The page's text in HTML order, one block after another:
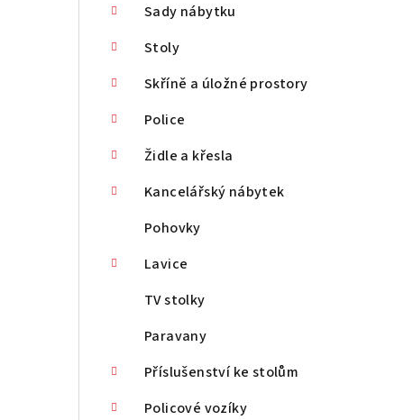
Sady nábytku
Stoly
Skříně a úložné prostory
Police
Židle a křesla
Kancelářský nábytek
Pohovky
Lavice
TV stolky
Paravany
Příslušenství ke stolům
Policové vozíky